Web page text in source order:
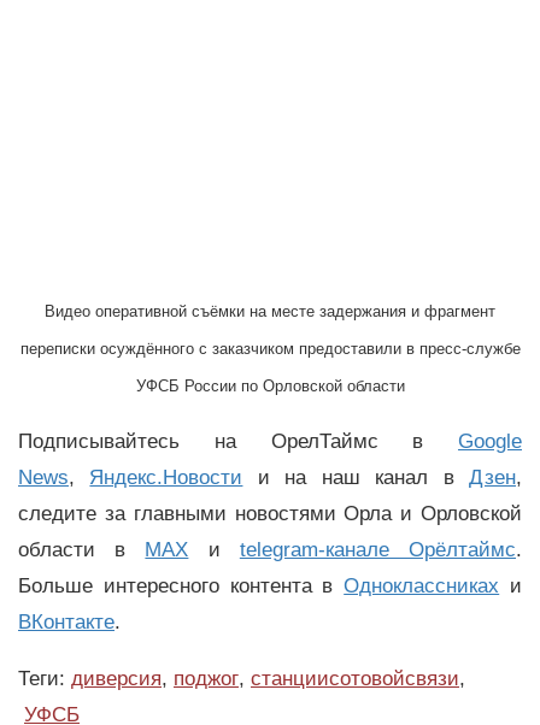
Видео оперативной съёмки на месте задержания и фрагмент
переписки осуждённого с заказчиком предоставили в пресс-службе
УФСБ России по Орловской области
Подписывайтесь на ОрелТаймс в Google
News, Яндекс.Новости и на наш канал вДзен,
следите за главными новостями Орла и Орловской
области в MAX и telegram-канале Орёлтаймс.
Больше интересного контента вОдноклассниках и
ВКонтакте.
Теги: диверсия, поджог, станциисотовойсвязи,
УФСБ